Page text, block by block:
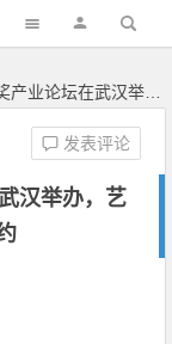
艺画开天动漫产业等一批项目集中签约
汉举办，艺
发表评论